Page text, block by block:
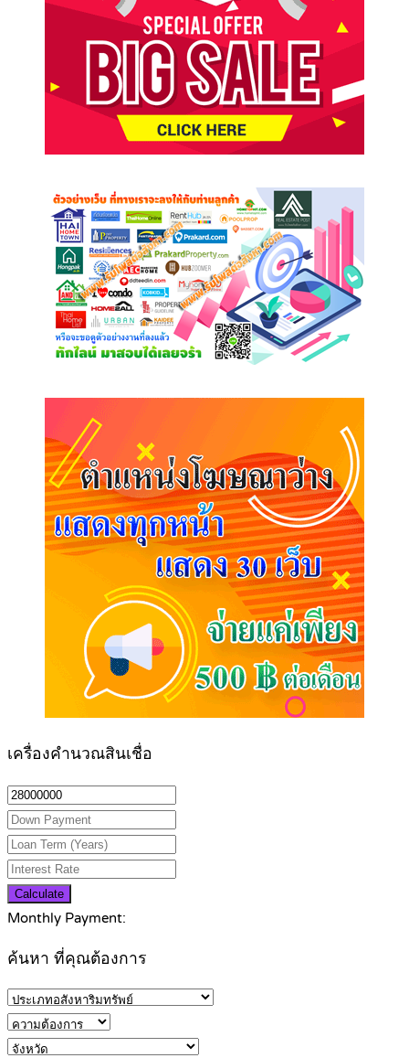
เครื่องคำนวณสินเชื่อ
Calculate
Monthly Payment:
ค้นหา ที่คุณต้องการ